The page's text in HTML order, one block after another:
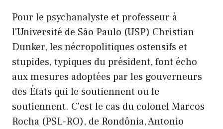
Pour le psychanalyste et professeur à
l'Université de São Paulo (USP) Christian
Dunker, les nécropolitiques ostensifs et
stupides, typiques du président, font écho
aux mesures adoptées par les gouverneurs
des États qui le soutiennent ou le
soutiennent. C'est le cas du colonel Marcos
Rocha (PSL-RO), de Rondônia, Antonio